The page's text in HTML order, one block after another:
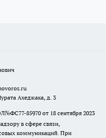
Ахеджака, д. 3
85970 от 18 сентября 2023
в сфере связи,
коммуникаций. При